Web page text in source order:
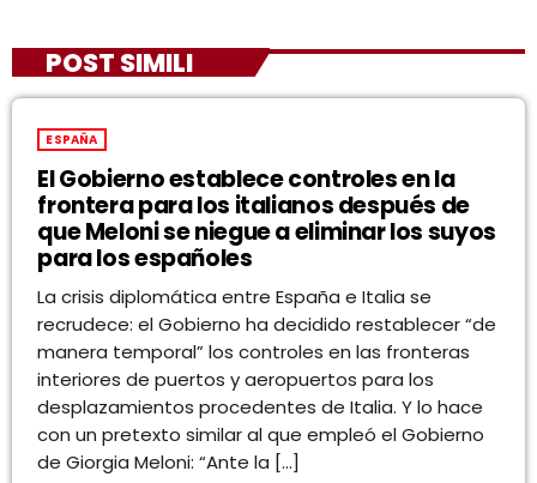
POST SIMILI
ESPAÑA
El Gobierno establece controles en la
frontera para los italianos después de
que Meloni se niegue a eliminar los suyos
para los españoles
La crisis diplomática entre España e Italia se
recrudece: el Gobierno ha decidido restablecer “de
manera temporal” los controles en las fronteras
interiores de puertos y aeropuertos para los
desplazamientos procedentes de Italia. Y lo hace
con un pretexto similar al que empleó el Gobierno
de Giorgia Meloni: “Ante la […]